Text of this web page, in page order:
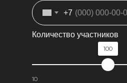
+7
Количество участников
100
10